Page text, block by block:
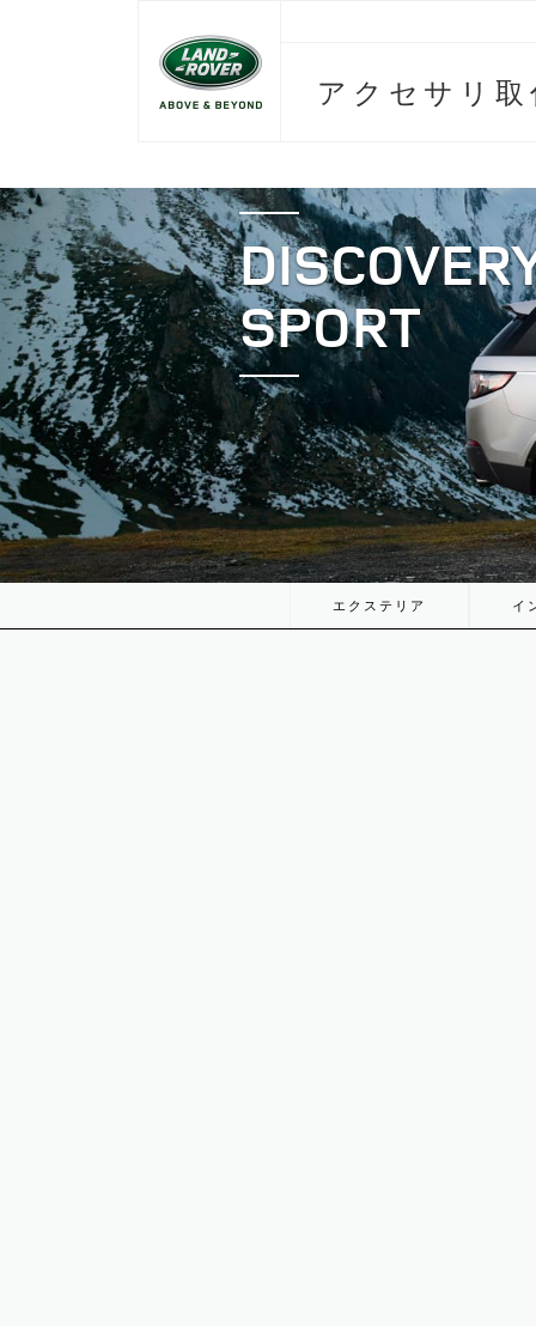
アクセサリ
SPORT
エクステリア イ